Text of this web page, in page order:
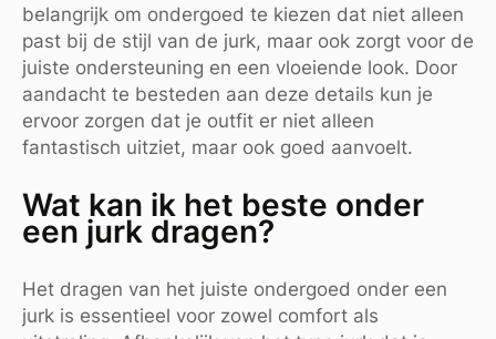
belangrijk om ondergoed te kiezen dat niet alleen
past bij de stijl van de jurk, maar ook zorgt voor de
juiste ondersteuning en een vloeiende look. Door
aandacht te besteden aan deze details kun je
ervoor zorgen dat je outfit er niet alleen
fantastisch uitziet, maar ook goed aanvoelt.
Wat kan ik het beste onder
een jurk dragen?
Het dragen van het juiste ondergoed onder een
jurk is essentieel voor zowel comfort als